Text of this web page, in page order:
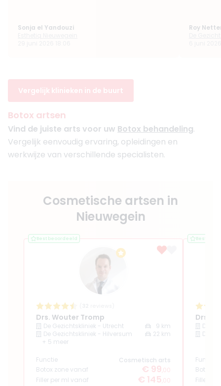
Sonja el Yandouzi
Roy
Vergelijk klinieken in de buurt
Botox artsen
Vind de juiste arts voor uw Botox behandeling.
Vergelijk eenvoudig ervaring, opleidingen en
werkwijze van verschillende specialisten.
Cosmetische artsen in
Nieuwegein
Best beoordeeld
Drs. Wouter Tromp
De Gezichtskliniek - Utrecht
9 km
De Gezichtskliniek - Hilversum
22 km
+ 5 meer
Functie
Cosmetisch arts
Botox zone vanaf
€ 99 ,00
Filler per ml vanaf
€ 145 ,00
Best
Drs.
De
De
Functie
Botox
Filler